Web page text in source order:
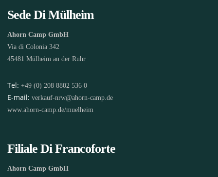
Sede Di Mülheim
Ahorn Camp GmbH
Via di Colonia 342
45481 Mülheim an der Ruhr
Tel: +49 (0) 208 8802 536 0
E-mail: verkauf-nrw@ahorn-camp.de
www.ahorn-camp.de/muelheim
Filiale Di Francoforte
Ahorn Camp GmbH